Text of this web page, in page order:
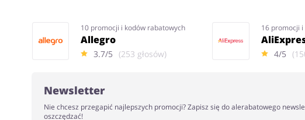
10 promocji i kodów rabatowych
Allegro
3.7/5 (253 głosów)
16 promocji
4/5
Newsletter
Nie chcesz przegapić najlepszych promocji? Zapisz się do alerabatowego
oszczędzać!